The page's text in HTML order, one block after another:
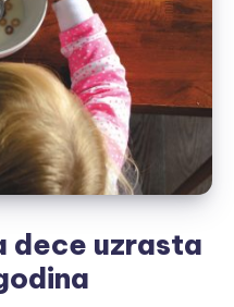
dece uzrasta